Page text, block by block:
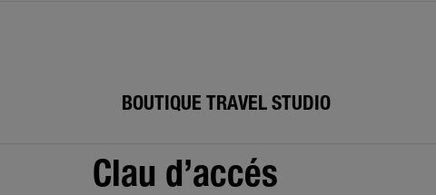
BOUTIQUE TRAVEL STUDIO
Clau d’accés